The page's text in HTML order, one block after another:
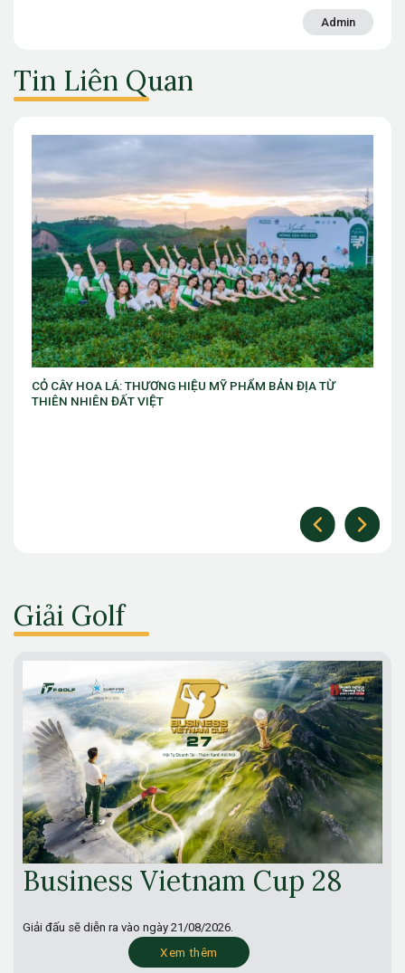
Admin
Tin Liên Quan
BẢN ĐỊA TỪ
VIB ra mắt chương trình “VIB Swing – Mở
làm chủ thời cuộc” với ưu đãi Golf lên đến
Giải Golf
Business Vietnam Cup 28
Giải đấu sẽ diễn ra vào ngày 21/08/2026.
Xem thêm